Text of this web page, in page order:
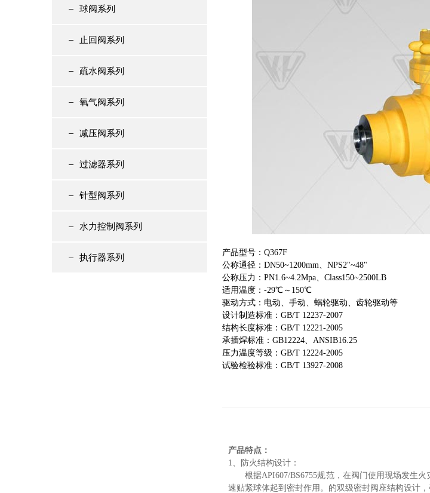
球阀系列
止回阀系列
疏水阀系列
氧气阀系列
减压阀系列
过滤器系列
针型阀系列
水力控制阀系列
执行器系列
产品型号：Q367F
公称通径：DN50~1200mm、NPS2"~48"
公称压力：PN1.6~4.2Mpa、Class150~2500LB
适用温度：-29℃～150℃
驱动方式：电动、手动、蜗轮驱动、齿轮驱动等
设计制造标准：GB/T 12237-2007
结构长度标准：GB/T 12221-2005
承插焊标准：GB12224、ANSIB16.25
压力温度等级：GB/T 12224-2005
试验检验标准：GB/T 13927-2008
产品特点：
1、防火结构设计：
根据API607/BS6755规范，在阀门使用现场发生火
速贴紧球体起到密封作用。的双级密封阀座结构设计